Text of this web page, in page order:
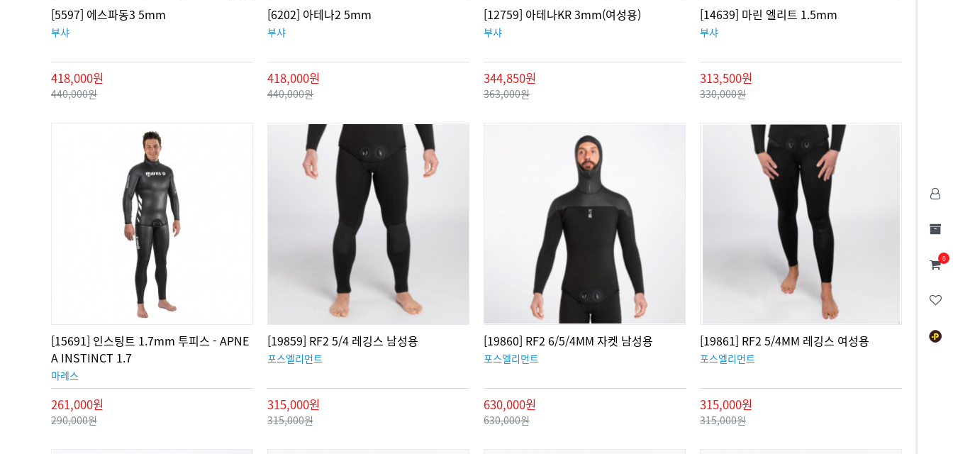
0
[5597] 에스파동3 5mm
부샤
418,000원
440,000원
[6202] 아테나2 5mm
부샤
418,000원
440,000원
[12759] 아테나KR 3mm(여성용)
부샤
344,850원
363,000원
[14639] 마린 엘리트 1.5mm
부샤
313,500원
330,000원
[15691] 인스팅트 1.7mm 투피스 - APNE
A INSTINCT 1.7
마레스
261,000원
290,000원
[19859] RF2 5/4 레깅스 남성용
포스엘리먼트
315,000원
315,000원
[19860] RF2 6/5/4MM 자켓 남성용
포스엘리먼트
630,000원
630,000원
[19861] RF2 5/4MM 레깅스 여성용
포스엘리먼트
315,000원
315,000원